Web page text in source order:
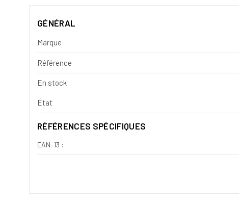
GÉNÉRAL
Marque
Référence
En stock
État
RÉFÉRENCES SPÉCIFIQUES
EAN-13 :